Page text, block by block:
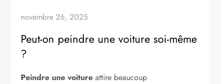
novembre 26, 2025
Peut-on peindre une voiture soi-même
?
Peindre une voiture attire beaucoup